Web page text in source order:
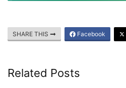
SHARE THIS Facebook
Related Posts